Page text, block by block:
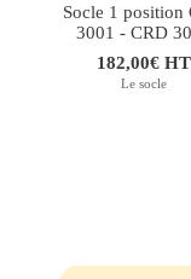
Socle 1 position
3001 - CRD
182,00€ HT
Le socle